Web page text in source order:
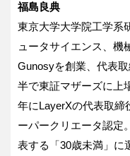
福島良典
東京大学大学院工学系
ュータサイエンス、機
Gunosyを創業、代表
半で東証マザーズに上
年にLayerXの代表取締
ーパークリエータ認定
表する「30歳未満」に